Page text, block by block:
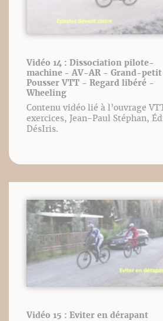
Vidéo 14 : Dissociation pilote-
machine - AV-AR - Grand-
Pousser VTT - Regard libéré -
Wheeling
Contenu vidéo lié à l’ouvrage
exercices, Jean-Paul Stéphan,
DésIris.
Vidéo 15 : Eviter en dérapant